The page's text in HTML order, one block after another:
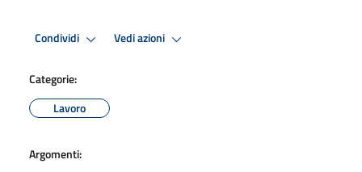
Condividi Vedi azioni
Categorie:
Lavoro
Argomenti: